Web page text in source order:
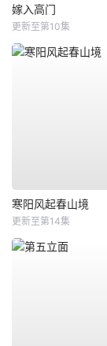
嫁入高门
更新至第10集
寒阳风起春山境
更新至第14集